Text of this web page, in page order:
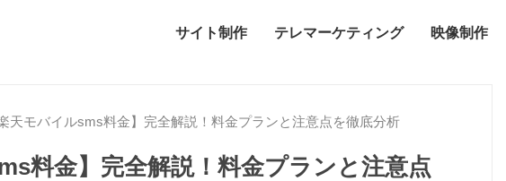
サイト制作 テレマーケティング 映像制作
楽天モバイルsms料金】完全解説！料金プランと注意点を徹底分析
料金】完全解説！料金プランと注意点